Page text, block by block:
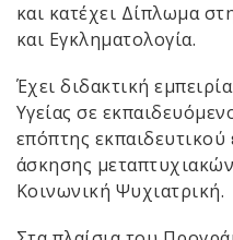
και κατέχει Δίπλωμα
και Εγκληματολογία.
Έχει διδακτική
Υγείας σε
επόπτης εκπαιδευτικού
άσκησης
Κοινωνική Ψυχιατρική.